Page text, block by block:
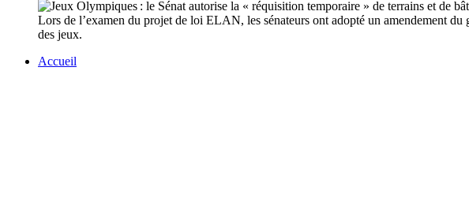
Lors de l’examen du projet de loi ELAN, les sénateurs ont adopté un amendement
des jeux.
Accueil